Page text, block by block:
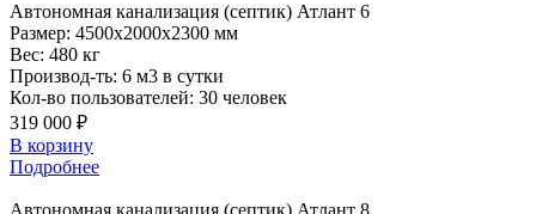
Автономная канализация (септик) Атлант 6
Размер: 4500x2000x2300 мм
Вес: 480 кг
Производ-ть: 6 м3 в сутки
Кол-во пользователей: 30 человек
319 000 ₽
В корзину
Подробнее